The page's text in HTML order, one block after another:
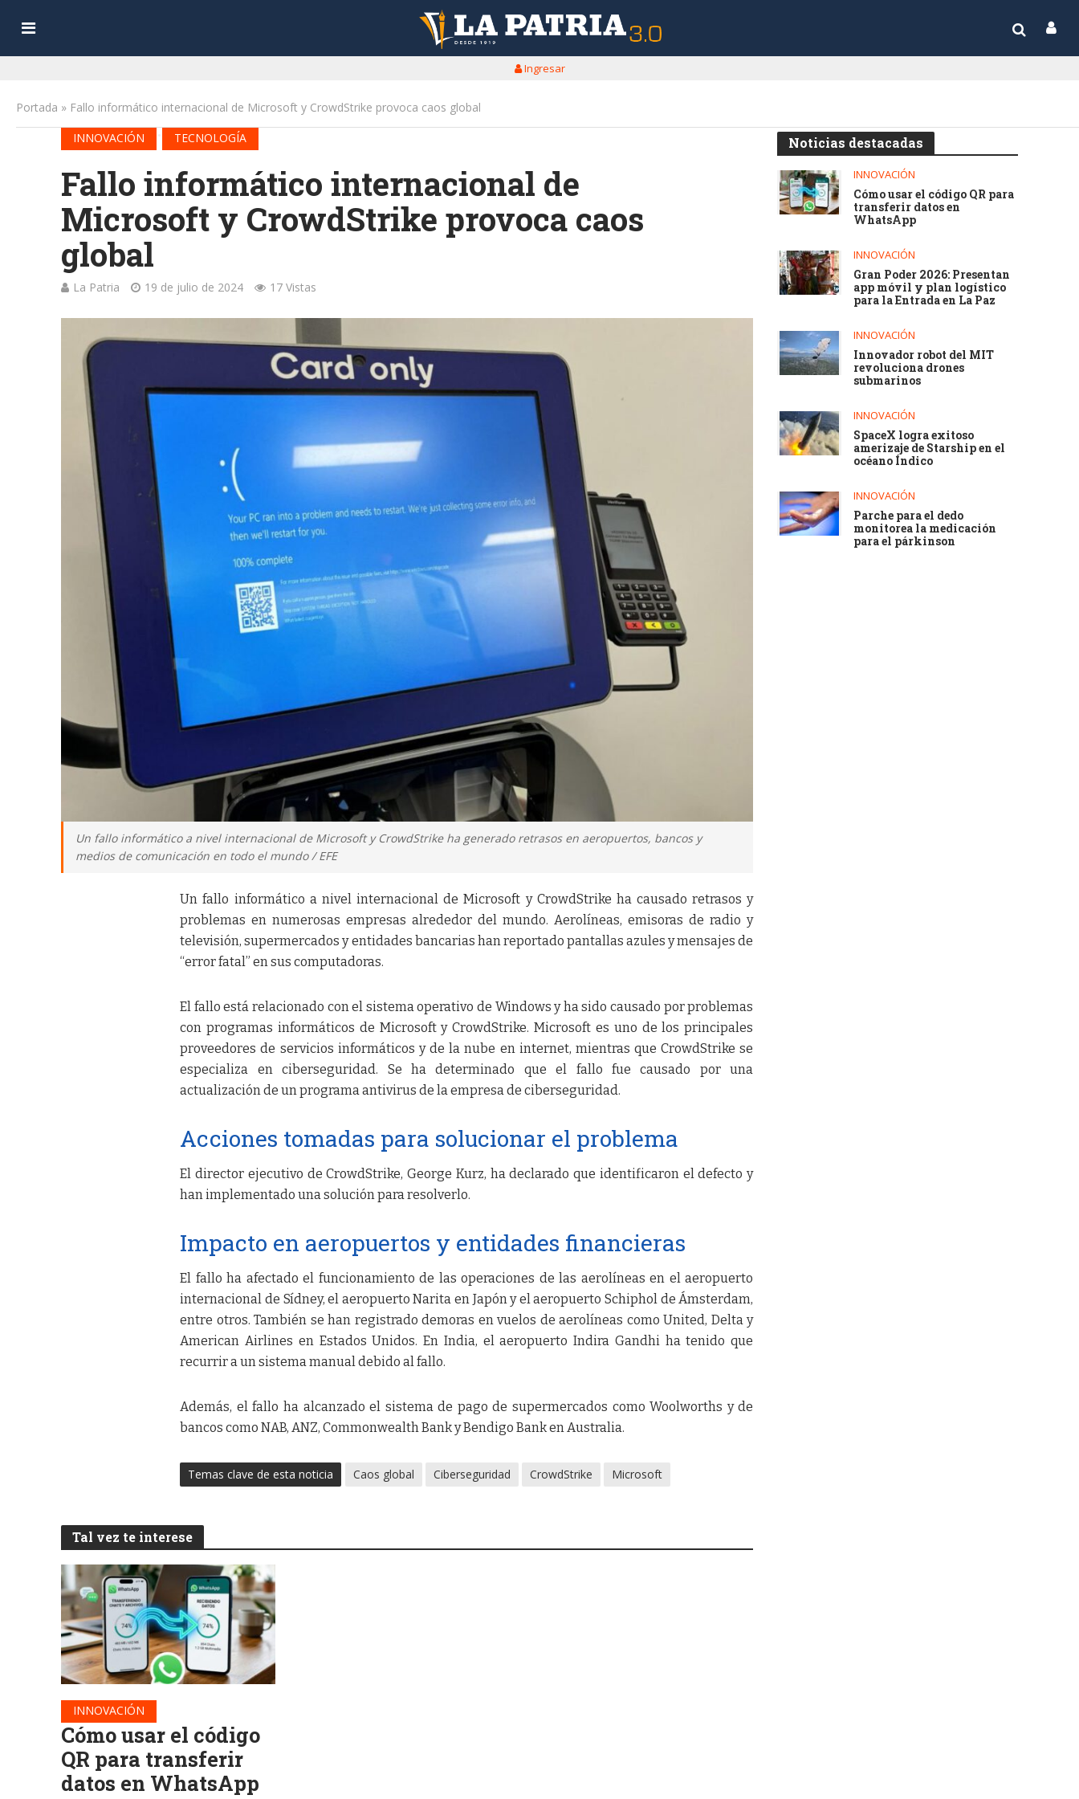
Ingresar
Portada » Fallo informático internacional de Microsoft y CrowdStrike provoca caos global
INNOVACIÓN
TECNOLOGÍA
Fallo informático internacional de
Microsoft y CrowdStrike provoca caos
global
La Patria 19 de julio de 2024 17 Vistas
Un fallo informático a nivel internacional de Microsoft y CrowdStrike ha generado retrasos en aeropuertos, bancos y
medios de comunicación en todo el mundo / EFE
Un fallo informático a nivel internacional de Microsoft y CrowdStrike ha causado retrasos y
problemas en numerosas empresas alrededor del mundo. Aerolíneas, emisoras de radio y
televisión, supermercados y entidades bancarias han reportado pantallas azules y mensajes de
“error fatal” en sus computadoras.
El fallo está relacionado con el sistema operativo de Windows y ha sido causado por problemas
con programas informáticos de Microsoft y CrowdStrike. Microsoft es uno de los principales
proveedores de servicios informáticos y de la nube en internet, mientras que CrowdStrike se
especializa en ciberseguridad. Se ha determinado que el fallo fue causado por una
actualización de un programa antivirus de la empresa de ciberseguridad.
Acciones tomadas para solucionar el problema
El director ejecutivo de CrowdStrike, George Kurz, ha declarado que identificaron el defecto y
han implementado una solución para resolverlo.
Impacto en aeropuertos y entidades financieras
El fallo ha afectado el funcionamiento de las operaciones de las aerolíneas en el aeropuerto
internacional de Sídney, el aeropuerto Narita en Japón y el aeropuerto Schiphol de Ámsterdam,
entre otros. También se han registrado demoras en vuelos de aerolíneas como United, Delta y
American Airlines en Estados Unidos. En India, el aeropuerto Indira Gandhi ha tenido que
recurrir a un sistema manual debido al fallo.
Además, el fallo ha alcanzado el sistema de pago de supermercados como Woolworths y de
bancos como NAB, ANZ, Commonwealth Bank y Bendigo Bank en Australia.
Temas clave de esta noticia Caos global Ciberseguridad CrowdStrike Microsoft
Tal vez te interese
INNOVACIÓN
Cómo usar el código
QR para transferir
datos en WhatsApp
Noticias destacadas
INNOVACIÓN
Cómo usar el código QR para
transferir datos en
WhatsApp
INNOVACIÓN
Gran Poder 2026: Presentan
app móvil y plan logístico
para la Entrada en La Paz
INNOVACIÓN
Innovador robot del MIT
revoluciona drones
submarinos
INNOVACIÓN
SpaceX logra exitoso
amerizaje de Starship en el
océano Índico
INNOVACIÓN
Parche para el dedo
monitorea la medicación
para el párkinson